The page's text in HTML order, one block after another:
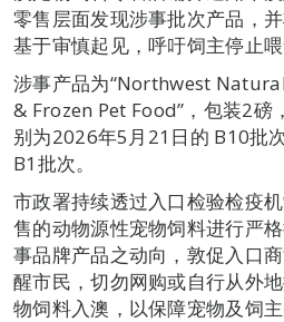
零售层面发现涉事批次产品，
基于审慎起见，呼吁饲主停止喂
涉事产品为“Northwest
& Frozen Pet Food”，包装2磅
别为2026年5月21日的 B10批
B1批次。
市政署持续透过入口检验检疫
售的动物源性宠物饲料进行严
事品牌产品之动向，敦促入口
醒市民，切勿网购或自行从外
物饲料入澳，以保障宠物及饲主